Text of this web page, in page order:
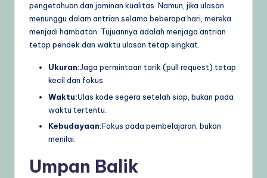
pengetahuan dan jaminan kualitas. Namun, jika ulasan
menunggu dalam antrian selama beberapa hari, mereka
menjadi hambatan. Tujuannya adalah menjaga antrian
tetap pendek dan waktu ulasan tetap singkat.
Ukuran:Jaga permintaan tarik (pull request) tetap
kecil dan fokus.
Waktu:Ulas kode segera setelah siap, bukan pada
waktu tertentu.
Kebudayaan:Fokus pada pembelajaran, bukan
menilai.
Umpan Balik